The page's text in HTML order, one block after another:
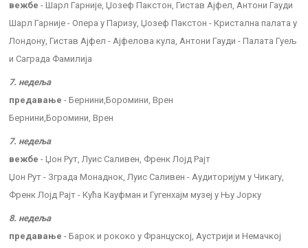
вежбе - Шарл Гарније, Џозеф Пакстон, Гистав Ајфел, Антони Гауди
Шарл Гарније - Опера у Паризу, Џозеф Пакстон - Кристална палата у
Лондону, Гистав Ајфел - Ајфелова кула, Антони Гауди - Палата Гуељ
и Саграда Фамилија
7. недеља
предавање - Бернини,Боромини, Врен
Бернини,Боромини, Врен
7. недеља
вежбе - Џон Рут, Луис Саливен, Френк Лојд Рајт
Џон Рут - Зграда Монаднок, Луис Саливен - Аудиторијум у Чикагу,
Френк Лојд Рајт - Кућа Кауфман и Гугенхајм музеј у Њу Јорку
8. недеља
предавање - Барок и рококо у Француској, Аустрији и Немачкој